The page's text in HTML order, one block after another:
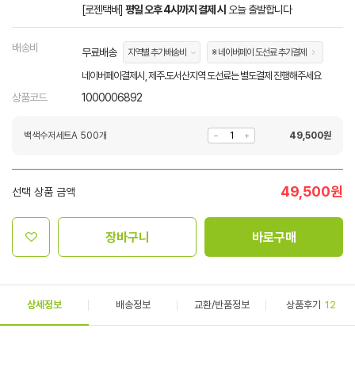
[로젠택배] 평일 오후 4시까지 결제 시 오늘 출발합니다
배송비 무료배송 지역별 추가배송비 ※ 네이버페이 도선료 추가결제
네이버페이결제시, 제주.도서산지역 도선료는 별도결제 진행해주세요
상품코드 1000006892
백색수저세트A 500개 49,500원
선택 상품 금액 49,500원
장바구니 바로구매
상세정보 배송정보 교환/반품정보 상품후기 12